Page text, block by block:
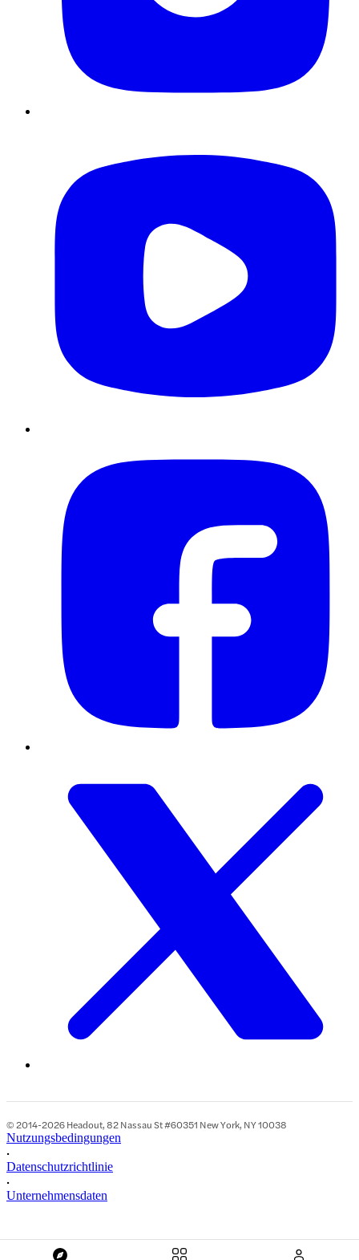
© 2014-2026 Headout, 82 Nassau St #60351 New York, NY 10038
Nutzungsbedingungen
•
Datenschutzrichtlinie
•
Unternehmensdaten